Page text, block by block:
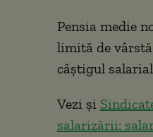
Pensia medie
limită de
câștigul
Vezi și
salarizării: